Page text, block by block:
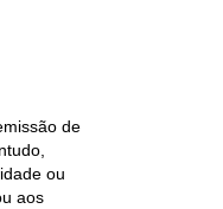
de
ou
aos